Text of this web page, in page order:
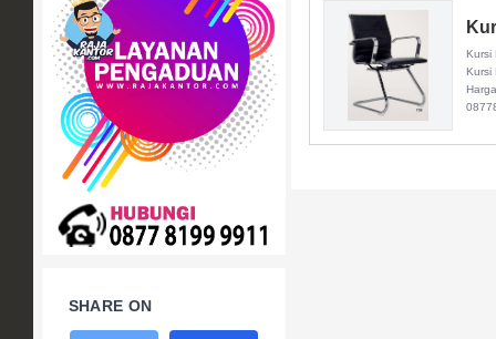
Promo
+ Rak Serbaguna
+ Ranjang Besi
+ Sofa Kantor
+ Springbed
White Board / Papan Tulis
SHARE ON
Kursi